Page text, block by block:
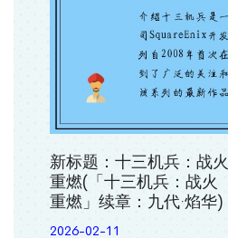
新标题：十三机兵：战火
重燃(「十三机兵：战火
重燃」续章：九代·焰华)
2026-02-11